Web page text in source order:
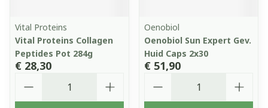
Vital Proteins
Vital Proteins Collagen
Peptides Pot 284g
€ 28,30
Oenobiol
Oenobiol Sun Expert Gev.
Huid Caps 2x30
€ 51,90